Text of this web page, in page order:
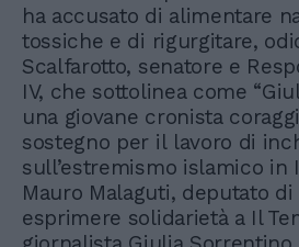
ha accusato di alimentare
tossiche e di rigurgitare,
Scalfarotto, senatore e
IV, che sottolinea come
una giovane cronista
sostegno per il lavoro di
sull’estremismo islamico in
Mauro Malaguti, deputato
esprimere solidarietà a Il